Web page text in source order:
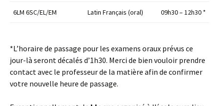
6LM 6SC/EL/EM Latin Français (oral) 09h30 – 12h30 *
*L’horaire de passage pour les examens oraux prévus ce
jour-là seront décalés d’1h30. Merci de bien vouloir prendre
contact avec le professeur de la matière afin de confirmer
votre nouvelle heure de passage.